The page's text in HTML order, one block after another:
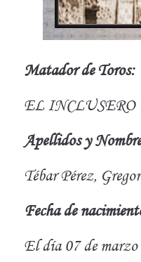
Matador de Toros:
EL INCLUSERO
Apellidos y
Tébar Pérez,
Fecha de
El día 07 de marzo